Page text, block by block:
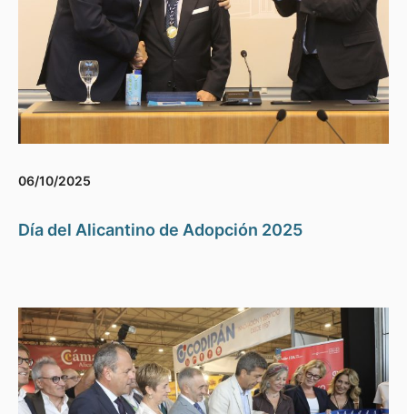
06/10/2025
Día del Alicantino de Adopción 2025